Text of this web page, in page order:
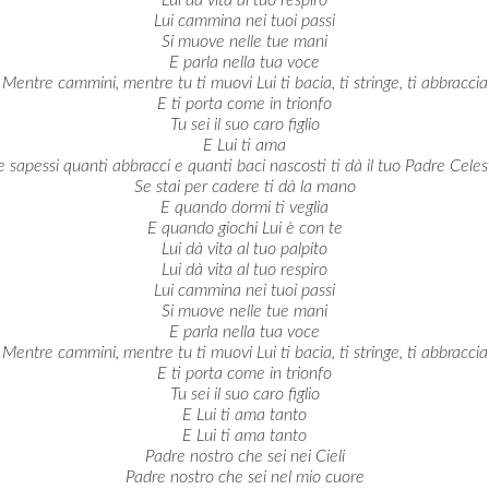
Lui cammina nei tuoi passi
Si muove nelle tue mani
E parla nella tua voce
Mentre cammini, mentre tu ti muovi Lui ti bacia, ti stringe, ti abbraccia
E ti porta come in trionfo
Tu sei il suo caro figlio
E Lui ti ama
sapessi quanti abbracci e quanti baci nascosti ti dà il tuo Padre
Se stai per cadere ti dà la mano
E quando dormi ti veglia
E quando giochi Lui è con te
Lui dà vita al tuo palpito
Lui dà vita al tuo respiro
Lui cammina nei tuoi passi
Si muove nelle tue mani
E parla nella tua voce
Mentre cammini, mentre tu ti muovi Lui ti bacia, ti stringe, ti abbraccia
E ti porta come in trionfo
Tu sei il suo caro figlio
E Lui ti ama tanto
E Lui ti ama tanto
Padre nostro che sei nei Cieli
Padre nostro che sei nel mio cuore